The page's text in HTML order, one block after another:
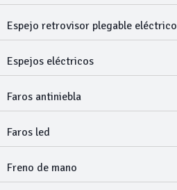
Espejo retrovisor plegable eléctrico
Espejos eléctricos
Faros antiniebla
Faros led
Freno de mano